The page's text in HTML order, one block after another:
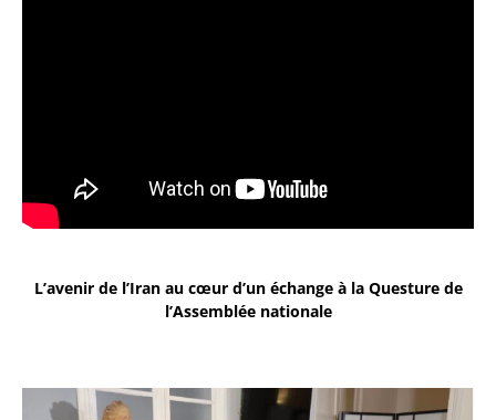
L’avenir de l’Iran au cœur d’un échange à la Questure de
l’Assemblée nationale